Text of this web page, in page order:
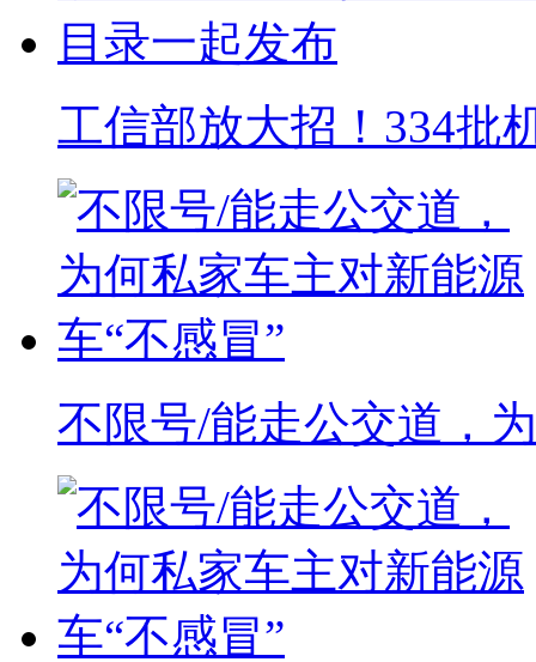
工信部放大招！334批
不限号/能走公交道，为